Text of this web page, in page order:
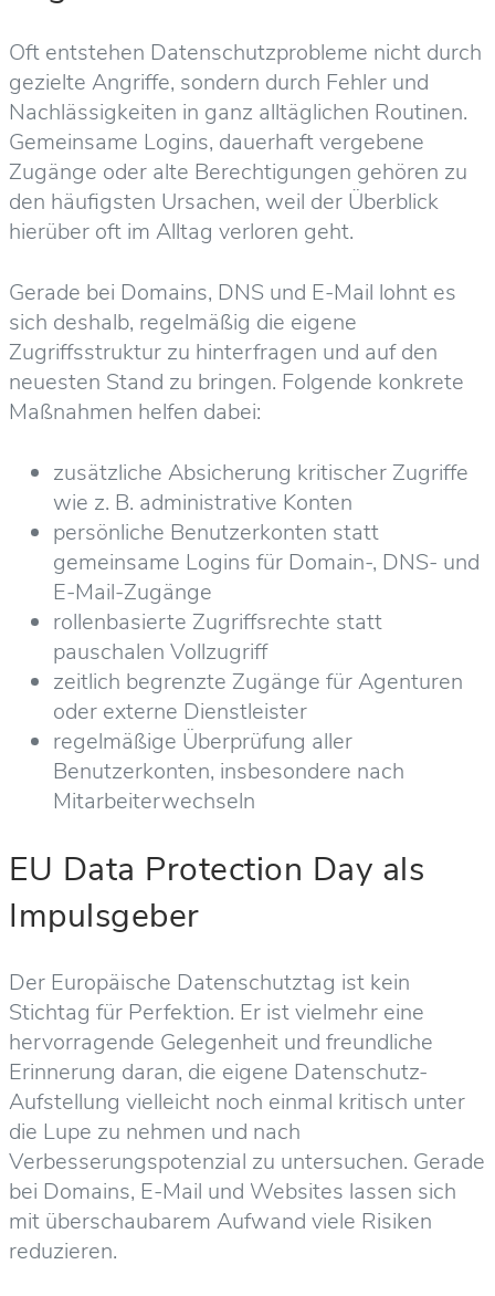
Oft entstehen Datenschutzprobleme nicht durch
gezielte Angriffe, sondern durch Fehler und
Nachlässigkeiten in ganz alltäglichen Routinen.
Gemeinsame Logins, dauerhaft vergebene
Zugänge oder alte Berechtigungen gehören zu
den häufigsten Ursachen, weil der Überblick
hierüber oft im Alltag verloren geht.
Gerade bei Domains, DNS und E-Mail lohnt es
sich deshalb, regelmäßig die eigene
Zugriffsstruktur zu hinterfragen und auf den
neuesten Stand zu bringen. Folgende konkrete
Maßnahmen helfen dabei:
zusätzliche Absicherung kritischer Zugriffe
wie z. B. administrative Konten
persönliche Benutzerkonten statt
gemeinsame Logins für Domain-, DNS- und
E-Mail-Zugänge
rollenbasierte Zugriffsrechte statt
pauschalen Vollzugriff
zeitlich begrenzte Zugänge für Agenturen
oder externe Dienstleister
regelmäßige Überprüfung aller
Benutzerkonten, insbesondere nach
Mitarbeiterwechseln
EU Data Protection Day als
Impulsgeber
Der Europäische Datenschutztag ist kein
Stichtag für Perfektion. Er ist vielmehr eine
hervorragende Gelegenheit und freundliche
Erinnerung daran, die eigene Datenschutz-
Aufstellung vielleicht noch einmal kritisch unter
die Lupe zu nehmen und nach
Verbesserungspotenzial zu untersuchen. Gerade
bei Domains, E-Mail und Websites lassen sich
mit überschaubarem Aufwand viele Risiken
reduzieren.